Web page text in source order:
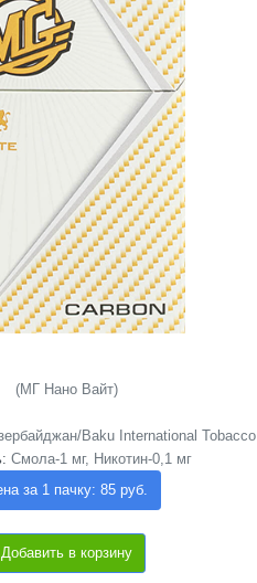
(МГ Нано Вайт)
Baku International Tobacco
Смола-1 мг, Никотин-0,1 мг
за 1 пачку: 85 руб.
Добавить в корзину